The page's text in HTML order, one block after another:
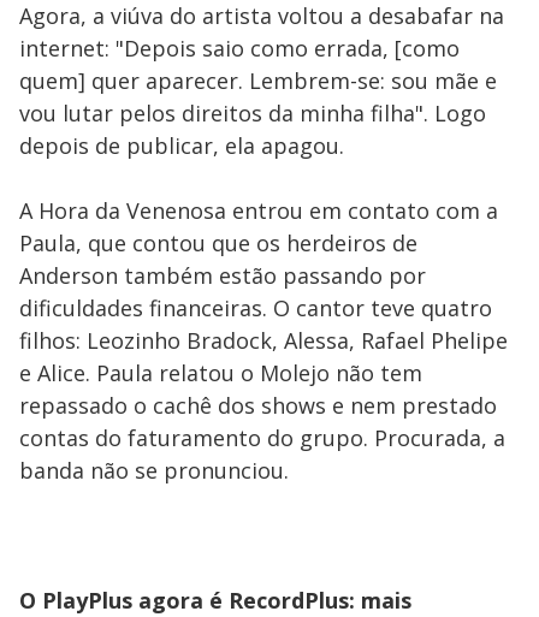
Agora, a viúva do artista voltou a desabafar na
internet: "Depois saio como errada, [como
quem] quer aparecer. Lembrem-se: sou mãe e
vou lutar pelos direitos da minha filha". Logo
depois de publicar, ela apagou.
A Hora da Venenosa entrou em contato com a
Paula, que contou que os herdeiros de
Anderson também estão passando por
dificuldades financeiras. O cantor teve quatro
filhos: Leozinho Bradock, Alessa, Rafael Phelipe
e Alice. Paula relatou o Molejo não tem
repassado o cachê dos shows e nem prestado
contas do faturamento do grupo. Procurada, a
banda não se pronunciou.
O PlayPlus agora é RecordPlus: mais